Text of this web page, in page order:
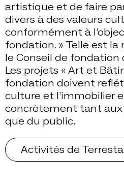
artistique et de faire
divers à des valeurs
conformément à
fondation. » Telle est la
le Conseil de fondation
Les projets « Art et
fondation doivent
culture et l’immobilier
concrètement tant aux
que du public.
Activités de Terresta